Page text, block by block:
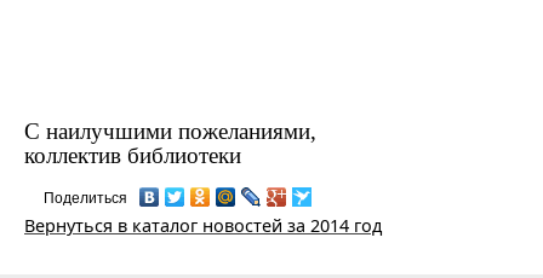
С наилучшими пожеланиями,
коллектив библиотеки
Поделиться
Вернуться в каталог новостей за 2014 год